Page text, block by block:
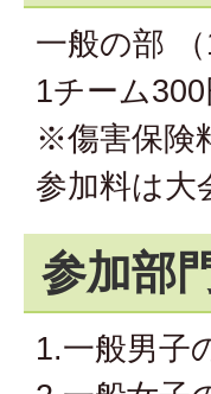
一般の部
1チーム300
※傷害保険
参加料は大
参加部
1.一般男子